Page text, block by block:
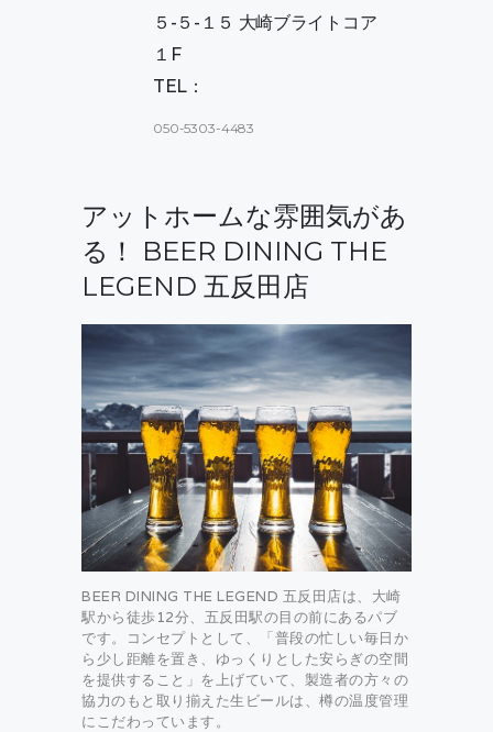
５-５-１５ 大崎ブライトコア
１F
TEL：
050-5303-4483
アットホームな雰囲気があ
る！ BEER DINING THE
LEGEND 五反田店
BEER DINING THE LEGEND 五反田店は、大崎
駅から徒歩12分、五反田駅の目の前にあるパブ
です。コンセプトとして、「普段の忙しい毎日か
ら少し距離を置き、ゆっくりとした安らぎの空間
を提供すること」を上げていて、製造者の方々の
協力のもと取り揃えた生ビールは、樽の温度管理
にこだわっています。